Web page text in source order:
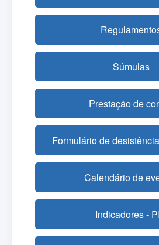
Súmulas
Prestação de
Formulário de
Calendário de
Indicadores -